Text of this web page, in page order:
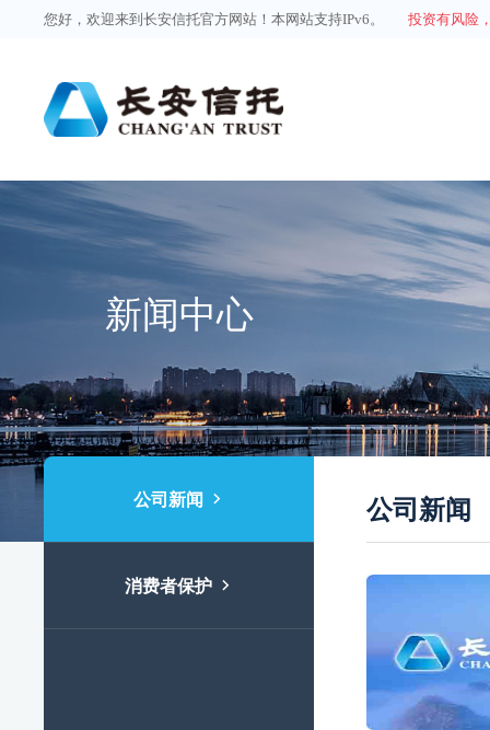
您好，欢迎来到长安信托官方网站！本网站支持IPv6。 投资有风险
新闻中心
公司新闻 
消费者保护 
公司新闻